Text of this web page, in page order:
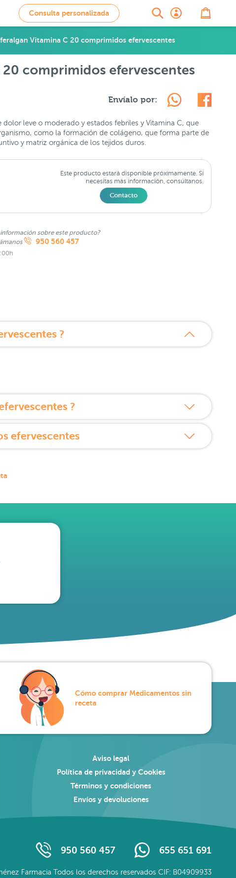
Consulta personalizada
Vitamina C 20 comprimidos efervescentes
20 comprimidos efervescentes
Envíalo por:
leve o moderado y estados febriles y Vitamina C, que
como la formación de colágeno, que forma parte de
y matriz orgánica de los tejidos duros.
Este producto estará disponible próximamente. Si
necesitas más información, consúltanos.
Contacto
sobre este producto?
950 560 457
?
?
efervescentes
Cómo comprar Medicamentos sin
receta
Aviso legal
Política de privacidad y Cookies
Términos y condiciones
Envíos y devoluciones
950 560 457 655 651 691
Farmacia Todos los derechos reservados CIF: B04909933